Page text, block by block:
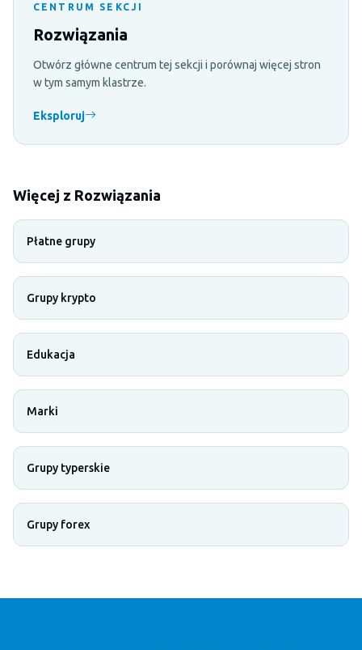
CENTRUM SEKCJI
Rozwiązania
Otwórz główne centrum tej sekcji i porównaj więcej stron
w tym samym klastrze.
Eksploruj
Więcej z Rozwiązania
Płatne grupy
Grupy krypto
Edukacja
Marki
Grupy typerskie
Grupy forex